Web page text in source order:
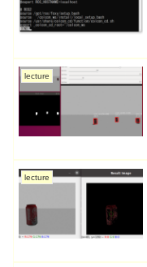
lecture
lecture